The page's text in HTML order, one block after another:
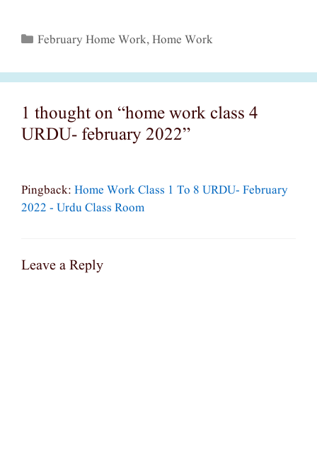
Categories
February Home Work,Home Work
1 thought on “home work class 4
URDU- february 2022”
Pingback: Home Work Class 1 To 8 URDU- February
2022 - Urdu Class Room
Leave a Reply